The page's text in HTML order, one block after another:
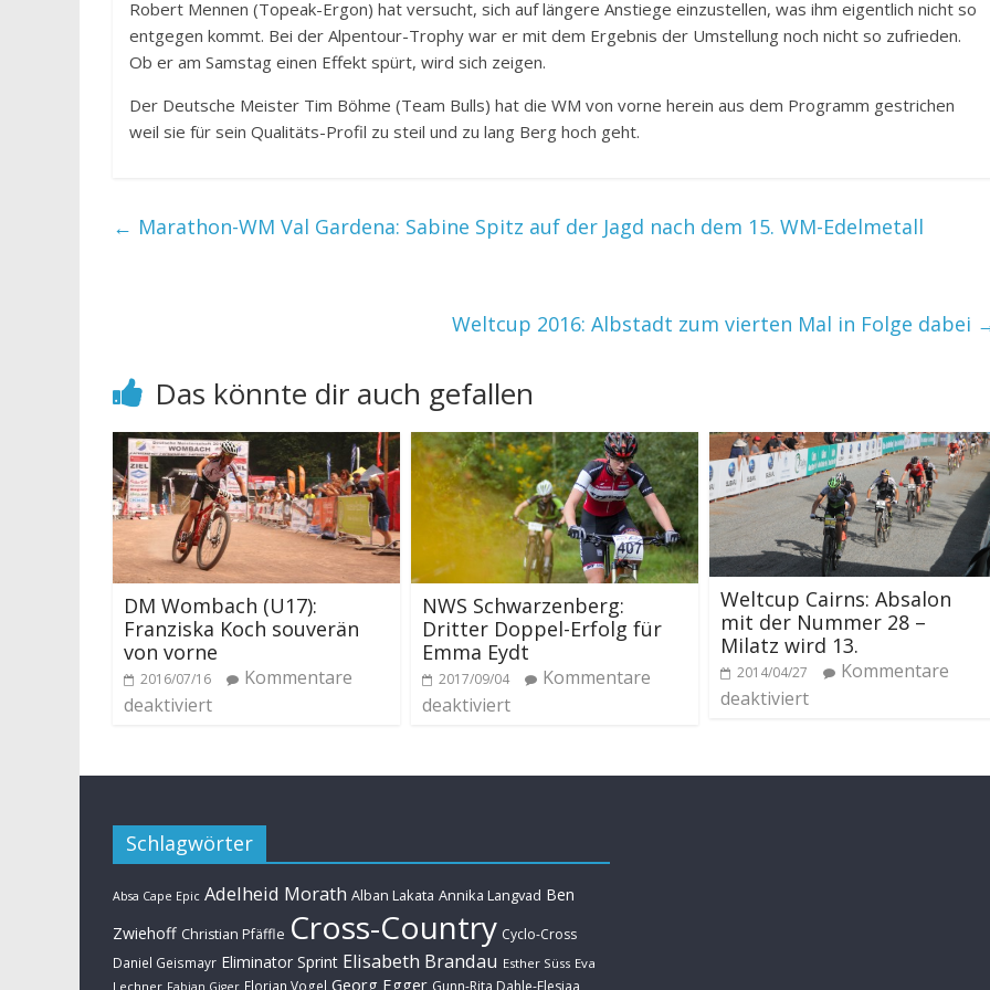
Robert Mennen (Topeak-Ergon) hat versucht, sich auf längere Anstiege einzustellen, was ihm eigentlich nicht so
entgegen kommt. Bei der Alpentour-Trophy war er mit dem Ergebnis der Umstellung noch nicht so zufrieden.
Ob er am Samstag einen Effekt spürt, wird sich zeigen.
Der Deutsche Meister Tim Böhme (Team Bulls) hat die WM von vorne herein aus dem Programm gestrichen
weil sie für sein Qualitäts-Profil zu steil und zu lang Berg hoch geht.
← Marathon-WM Val Gardena: Sabine Spitz auf der Jagd nach dem 15. WM-Edelmetall
Weltcup 2016: Albstadt zum vierten Mal in Folge dabei
Das könnte dir auch gefallen
DM Wombach (U17):
Franziska Koch souverän
von vorne
2016/07/16
Kommentare
deaktiviert
NWS Schwarzenberg:
Dritter Doppel-Erfolg für
Emma Eydt
2017/09/04
Kommentare
deaktiviert
Weltcup Cairns: Absalon
mit der Nummer 28 –
Milatz wird 13.
2014/04/27
Kommentare
deaktiviert
Schlagwörter
Absa Cape Epic Adelheid Morath Alban Lakata Annika Langvad Ben
Zwiehoff Christian Pfäffle Cross-Country Cyclo-Cross
Daniel Geismayr Eliminator Sprint Elisabeth Brandau Esther Süss Eva
Lechner Fabian Giger Florian Vogel Georg Egger Gunn-Rita Dahle-Flesjaa